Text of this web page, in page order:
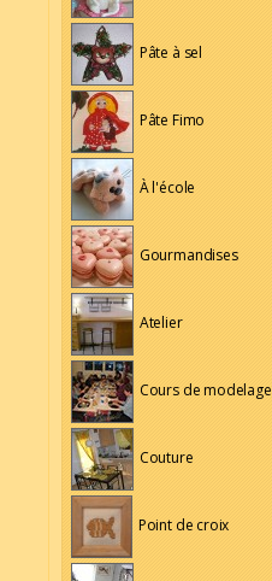
Pâte à sel
Pâte Fimo
À l'école
Gourmandises
Atelier
Cours de modelage
Couture
Point de croix